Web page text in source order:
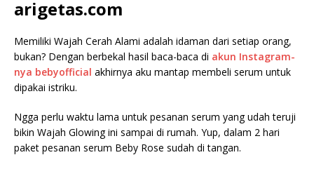
arigetas.com
Memiliki Wajah Cerah Alami adalah idaman dari setiap orang,
bukan? Dengan berbekal hasil baca-baca di akun Instagram-
nya bebyofficial akhirnya aku mantap membeli serum untuk
dipakai istriku.
Ngga perlu waktu lama untuk pesanan serum yang udah teruji
bikin Wajah Glowing ini sampai di rumah. Yup, dalam 2 hari
paket pesanan serum Beby Rose sudah di tangan.